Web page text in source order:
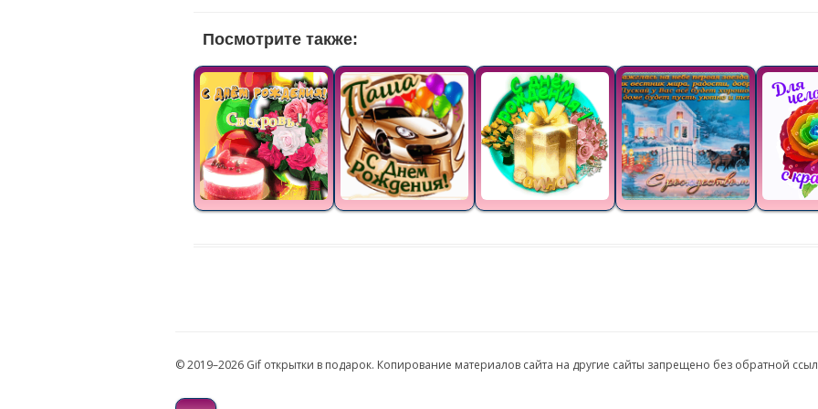
Посмотрите также:
© 2019–2026 Gif открытки в подарок. Копирование материалов сайта на другие сайты запрещено без обратной